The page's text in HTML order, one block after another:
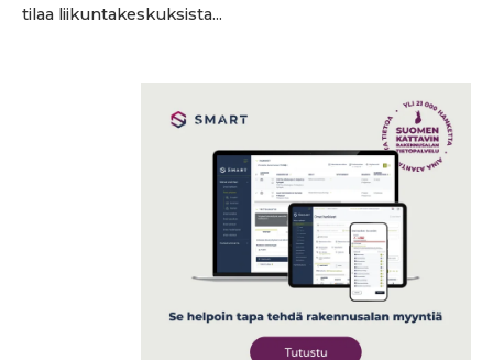
tilaa liikuntakeskuksista...